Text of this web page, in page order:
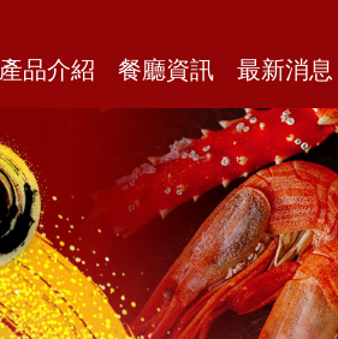
產品介紹 餐廳資訊 最新消息